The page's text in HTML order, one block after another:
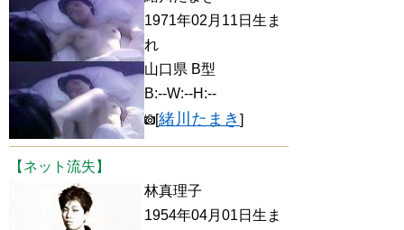
1971年02月11日生ま
れ
山口県 B型
B:--W:--H:--
[緒川たまき ]
【ネット流失】
林真理子
1954年04月01日生ま